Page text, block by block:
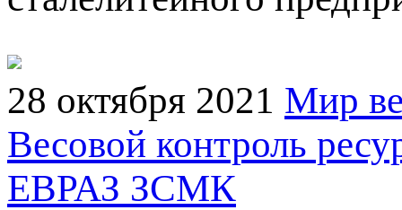
28 октября 2021 Мир
Весовой контроль
ЕВРАЗ ЗСМК